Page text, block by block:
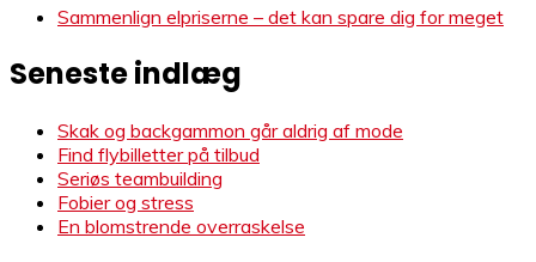
Sammenlign elpriserne – det kan spare dig for meget
Seneste indlæg
Skak og backgammon går aldrig af mode
Find flybilletter på tilbud
Seriøs teambuilding
Fobier og stress
En blomstrende overraskelse